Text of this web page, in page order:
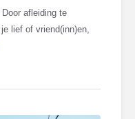
afleiding te
lief of vriend(inn)en,